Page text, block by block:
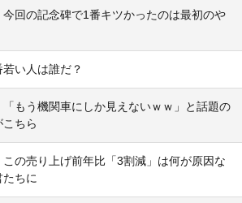
今回の記念碑で1番キツかったのは最初のや
若い人は誰だ？
「もう機関車にしか見えないｗｗ」と話題の
ちら
この売り上げ前年比「3割減」は何が原因な
ちに